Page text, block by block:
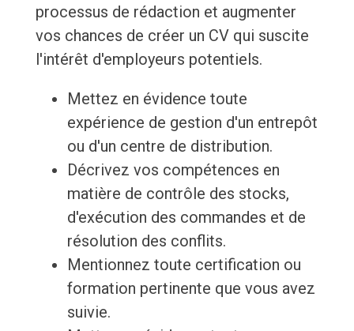
processus de rédaction et augmenter
vos chances de créer un CV qui suscite
l'intérêt d'employeurs potentiels.
Mettez en évidence toute
expérience de gestion d'un entrepôt
ou d'un centre de distribution.
Décrivez vos compétences en
matière de contrôle des stocks,
d'exécution des commandes et de
résolution des conflits.
Mentionnez toute certification ou
formation pertinente que vous avez
suivie.